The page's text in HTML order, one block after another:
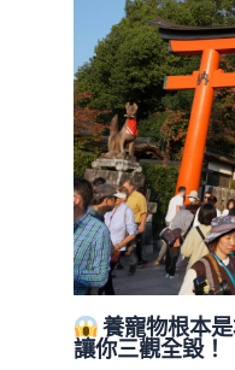
養寵物根本
讓你三觀全毀！